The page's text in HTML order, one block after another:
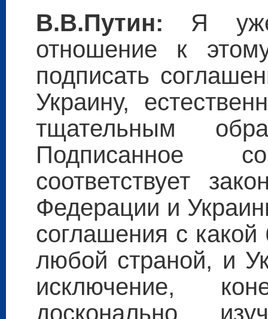
В.В.Путин: Я уже
отношение к
подписать
Украину,
тщательным
Подписанное
соответствует
Федерации и
соглашения с
любой страной, и
исключение,
досконально